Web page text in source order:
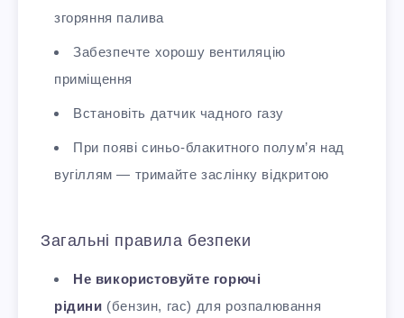
згоряння палива
Забезпечте хорошу вентиляцію
приміщення
Встановіть датчик чадного газу
При появі синьо-блакитного полум’я над
вугіллям — тримайте заслінку відкритою
Загальні правила безпеки
Не використовуйте горючі
рідини (бензин, гас) для розпалювання